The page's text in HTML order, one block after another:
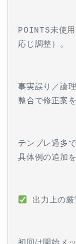
POINTS未使
応じ調整）。
事実誤り／論
整合で修正案を
テンプレ過多
具体例の追加を
出力上の厳